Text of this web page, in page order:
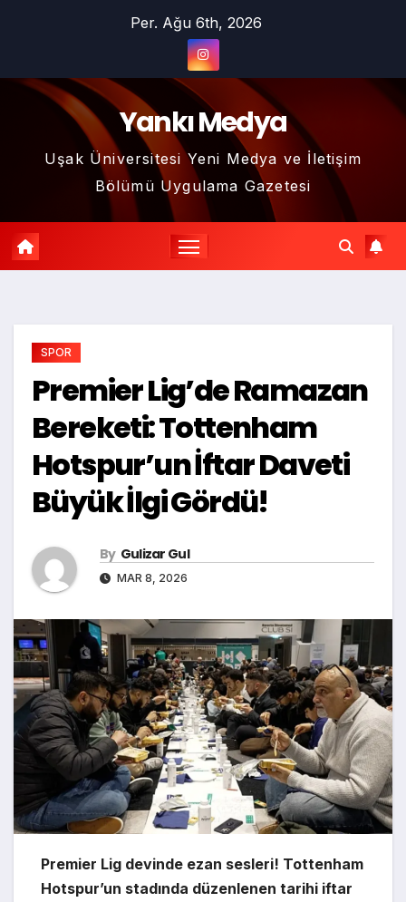
Per. Ağu 6th, 2026
Yankı Medya
Uşak Üniversitesi Yeni Medya ve İletişim
Bölümü Uygulama Gazetesi
SPOR
Premier Lig’de Ramazan
Bereketi: Tottenham
Hotspur’un İftar Daveti
Büyük İlgi Gördü!
By Gulizar Gul
MAR 8, 2026
Premier Lig devinde ezan sesleri! Tottenham
Hotspur’un stadında düzenlenen tarihi iftar